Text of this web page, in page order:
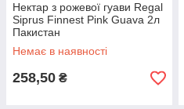
Нектар з рожевої гуави Regal
Siprus Finnest Pink Guava 2л
Пакистан
Немає в наявності
258,50 ₴